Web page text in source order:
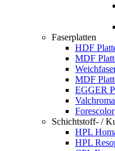
Faserplatten
HDF
MDF
MDF
EGGER
Forescolor
Schichtstoff- /
HPL
HPL